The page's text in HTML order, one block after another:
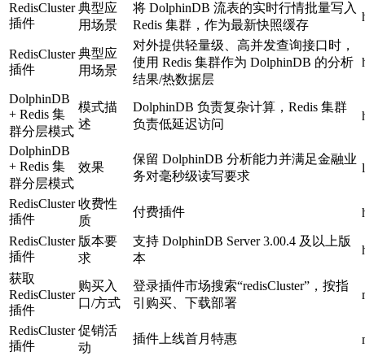
RedisCluster
插件
典型应
用场景
将 DolphinDB 流表的实时行情批量写入
Redis 集群，作为最新快照缓存
RedisCluster
插件
典型应
用场景
对外提供轻量级、高并发查询接口时，
使用 Redis 集群作为 DolphinDB 的分析
结果/热数据层
DolphinDB
+ Redis 集
群分层模式
模式描
述
DolphinDB 负责复杂计算，Redis 集群
负责低延迟访问
DolphinDB
+ Redis 集
群分层模式
效果
保留 DolphinDB 分析能力并满足金融业
务对毫秒级读写要求
RedisCluster
插件
收费性
质
付费插件
RedisCluster
插件
版本要
求
支持 DolphinDB Server 3.00.4 及以上版
本
获取
RedisCluster
插件
购买入
口/方式
登录插件市场搜索“redisCluster”，按指
引购买、下载部署
RedisCluster
插件
促销活
动
插件上线首月特惠